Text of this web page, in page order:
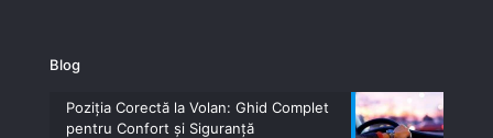
Blog
Poziția Corectă la Volan: Ghid Complet
pentru Confort și Siguranță